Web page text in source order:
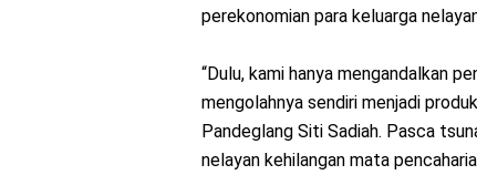
perekonomian para keluarga
“Dulu, kami hanya mengandalkan
mengolahnya sendiri menjadi
Pandeglang Siti Sadiah. Pasca
nelayan kehilangan mata